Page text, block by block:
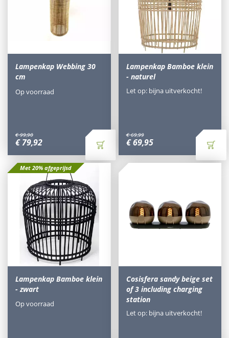
Lampenkap Webbing 30
cm
€ 99,90
€ 79,92
Op voorraad
Lampenkap Bamboe klein
- naturel
€ 69,99
€ 69,95
Let op: bijna uitverkocht!
Met 20% afgeprijsd
Lampenkap Bamboe klein
- zwart
Op voorraad
Cosisfera sandy beige set
of 3 including charging
station
Let op: bijna uitverkocht!